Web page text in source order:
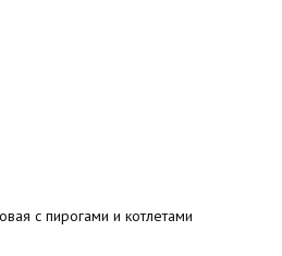
с пирогами и котлетами